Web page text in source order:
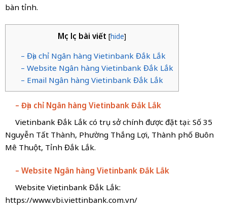
bàn tỉnh.
Mục lục bài viết [hide]
– Địa chỉ Ngân hàng Vietinbank Đắk Lắk
– Website Ngân hàng Vietinbank Đắk Lắk
– Email Ngân hàng Vietinbank Đắk Lắk
– Địa chỉ Ngân hàng Vietinbank Đắk Lắk
Vietinbank Đắk Lắk có trụ sở chính được đặt tại: Số 35
Nguyễn Tất Thành, Phường Thắng Lợi, Thành phố Buôn
Mê Thuột, Tỉnh Đắk Lắk.
– Website Ngân hàng Vietinbank Đắk Lắk
Website Vietinbank Đắk Lắk:
https://www.vbi.viettinbank.com.vn/